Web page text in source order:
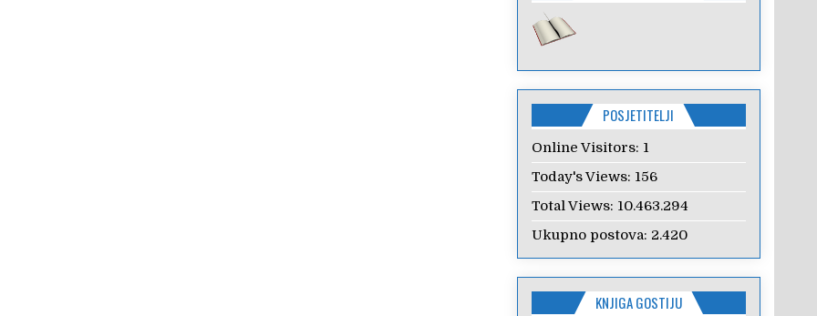
POSJETITELJI
Online Visitors: 1
Today's Views: 156
Total Views: 10.463.294
Ukupno postova: 2.420
KNJIGA GOSTIJU